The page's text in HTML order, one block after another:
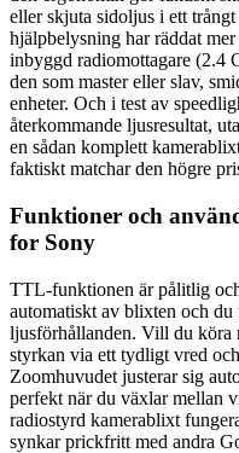
eller skjuta sidoljus i ett
hjälpbelysning har räddat
inbyggd radiomottagare (2.4
den som master eller slav,
enheter. Och i test av
återkommande ljusresultat,
en sådan komplett
faktiskt matchar den högre
Funktioner och
for Sony
TTL-funktionen är pålitlig
automatiskt av blixten och
ljusförhållanden. Vill du köra
styrkan via ett tydligt vred
Zoomhuvudet justerar sig
perfekt när du växlar mellan
radiostyrd kamerablixt
synkar prickfritt med andra